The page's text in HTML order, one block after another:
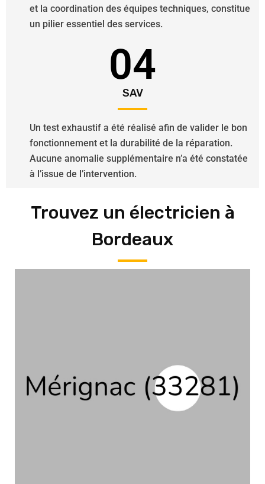
et la coordination des équipes techniques, constitue
un pilier essentiel des services.
04
SAV
Un test exhaustif a été réalisé afin de valider le bon
fonctionnement et la durabilité de la réparation.
Aucune anomalie supplémentaire n’a été constatée
à l’issue de l’intervention.
Trouvez un électricien à
Bordeaux